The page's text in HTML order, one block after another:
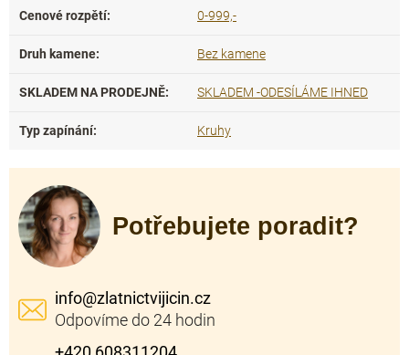
Cenové rozpětí: 0-999,-
Druh kamene: Bez kamene
SKLADEM NA PRODEJNĚ: SKLADEM -ODESÍLÁME IHNED
Typ zapínání: Kruhy
Potřebujete poradit?
info@zlatnictvijicin.cz